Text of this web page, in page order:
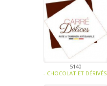
5140
- CHOCOLAT ET DÉRIVÉS -